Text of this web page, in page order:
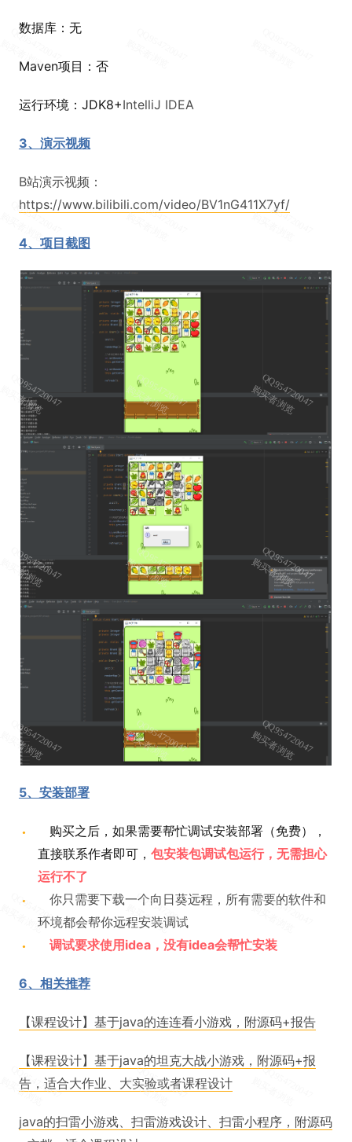
数据库：无
Maven项目：否
运行环境：JDK8+IntelliJ IDEA
3、演示视频
B站演示视频：
https://www.bilibili.com/video/BV1nG411X7yf/
4、项目截图
5、安装部署
购买之后，如果需要帮忙调试安装部署（免费），
直接联系作者即可， 包安装包调试包运行，无需担心
运行不了
你只需要下载一个向日葵远程，所有需要的软件和
环境都会帮你远程安装调试
调试要求使用idea，没有idea会帮忙安装
6、相关推荐
【课程设计】基于java的连连看小游戏，附源码+报告
【课程设计】基于java的坦克大战小游戏，附源码+报
告，适合大作业、大实验或者课程设计
java的扫雷小游戏、扫雷游戏设计、扫雷小程序，附源码